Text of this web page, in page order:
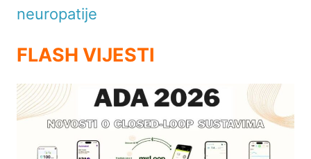
neuropatije
FLASH VIJESTI